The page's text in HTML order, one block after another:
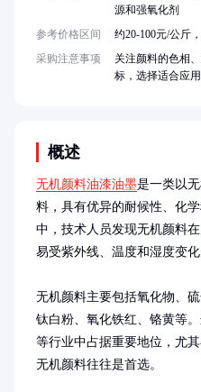
概述
无机颜料油漆油墨是一类以
料，具有优异的耐候性、化
中，技术人员发现无机颜料
易受紫外线、温度和湿度变化
无机颜料主要包括氧化物、
钛白粉、氧化铁红、铬黄等
等行业中占据重要地位，尤
无机颜料往往是首选。
源和强氧化剂
参考价格区间
约20-100元/公斤
采购注意事项
关注颜料的色相
标，选择适合应